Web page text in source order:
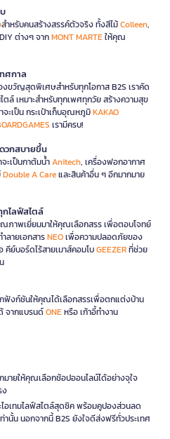
สำหรับคนสร้างสรรค์ตัวจริง ทั้งสีไม้Colleen,
ต่างๆ จากMONT MARTEให้คุณ
ศกาล
ขวัญสุดพิเศษสำหรับทุกโอกาส B2S เราคัด
ตล์ เหมาะสำหรับทุกเพศทุกวัย สร้างความสุข
ะเป็น กระเป๋าเก็บอุณหภูมิKAKAO
เรามีครบ!
ดวกสบายขึ้น
ะเป็นกาต้มน้ำAnitech, เครื่องฟอกอากาศ
Double A Careและสินค้าอื่น ๆ อีกมากมาย
กไลฟ์สไตล์
ภาพเยี่ยมมาให้คุณเลือกสรร เพื่อตอบโจทย์
ลายเอกสารNEOเพื่อความปลอดภัยของ
คีย์บอร์ดไร้สายเมาส์คอมโบGEEZERที่ช่วย
ฟังก์ชันให้คุณได้เลือกสรรเพื่อตกแต่งบ้าน
จากแบรนด์ONEหรือ เก้าอี้ทำงาน
มายให้คุณเลือกช้อปออนไลน์ได้อย่างจุใจ
ง
อเทมไลฟ์สไตล์สุดชิค พร้อมคูปองส่วนลด
นั้น นอกจากนี้ B2S ยังใจดีส่งฟรีทั่วประเทศ